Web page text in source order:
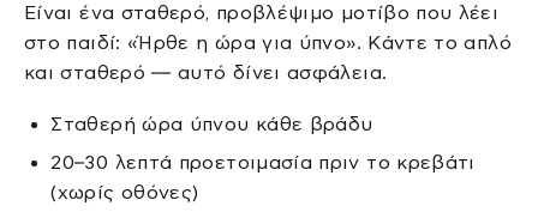
Είναι ένα σταθερό, προβλέψιμο μοτίβο που λέει
στο παιδί: «Ήρθε η ώρα για ύπνο». Κάντε το απλό
και σταθερό — αυτό δίνει ασφάλεια.
Σταθερή ώρα ύπνου κάθε βράδυ
20–30 λεπτά προετοιμασία πριν το κρεβάτι
(χωρίς οθόνες)